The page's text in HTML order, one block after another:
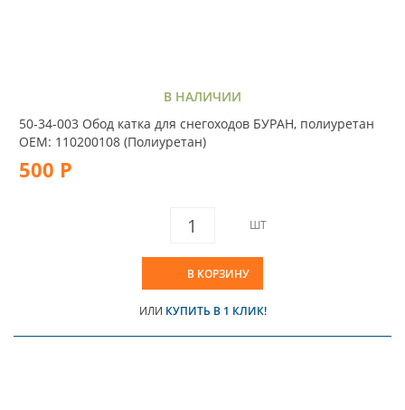
В НАЛИЧИИ
50-34-003 Обод катка для снегоходов БУРАН, полиуретан
OEM: 110200108 (Полиуретан)
500 Р
ШТ
В КОРЗИНУ
ИЛИ КУПИТЬ В 1 КЛИК!